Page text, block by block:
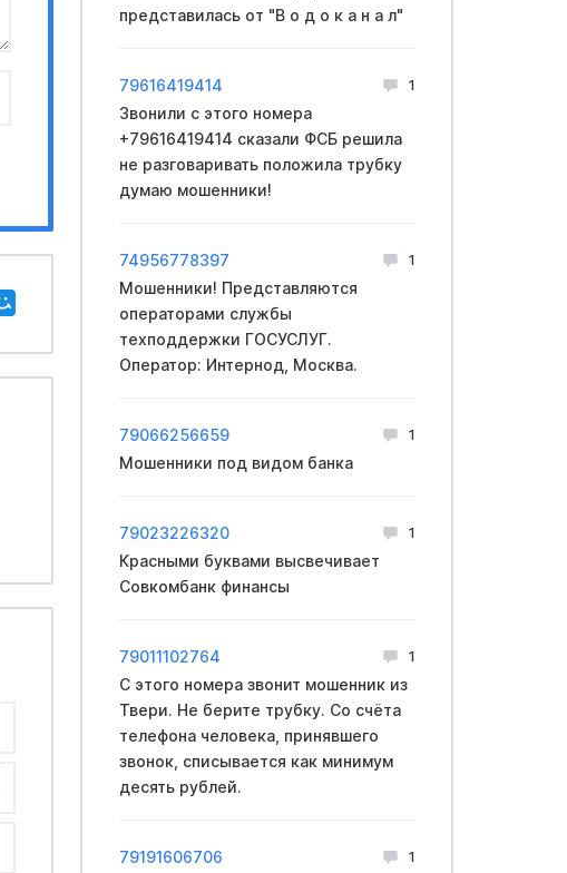
пpeдставилась от "В о д о к а н а л"
79616419414 1
Звонили с этого номера
+79616419414 сказали ФCБ решила
не разговаривать положила трубку
думаю мошенники!
74956778397 1
Мошенники! Представляются
операторами службы
техподдержки ГОСУСЛУГ.
Оператор: Интернод, Москва.
79066256659 1
Мошенники под видом банка
79023226320 1
Красными буквами высвечивает
Совкомбанк финансы
79011102764 1
С этого номера звонит мошенник из
Твери. Не берите трубку. Со счёта
телефона человека, принявшего
звонок, списывается как минимум
десять рублей.
79191606706 1